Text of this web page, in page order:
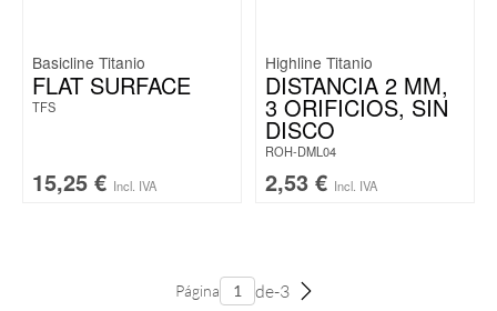
Basicline Titanio
FLAT SURFACE
TFS
15,25 € Incl. IVA
Highline Titanio
DISTANCIA 2 MM,
3 ORIFICIOS, SIN
DISCO
ROH-DML04
2,53 € Incl. IVA
Página de-3